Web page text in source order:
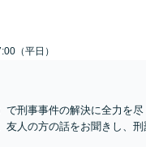
（平日）
で刑事事件の解決に全力を
人の方の話をお聞きし、